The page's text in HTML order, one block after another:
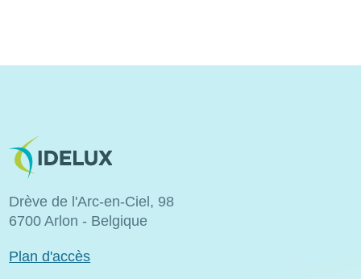
Image
Drève de l'Arc-en-Ciel, 98
6700 Arlon - Belgique
Plan d'accès